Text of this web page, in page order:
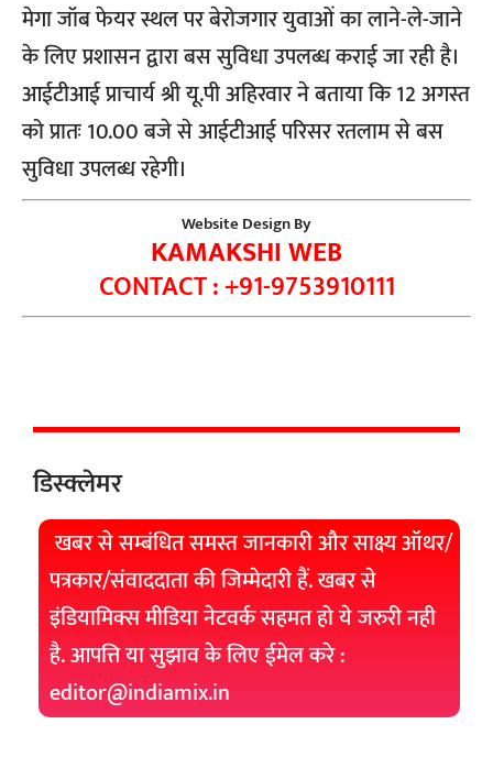
मेगा जॉब फेयर स्थल पर बेरोजगार युवाओं का लाने-ले-जाने
के लिए प्रशासन द्वारा बस सुविधा उपलब्ध कराई जा रही है।
आईटीआई प्राचार्य श्री यू.पी अहिरवार ने बताया कि 12 अगस्त
को प्रातः 10.00 बजे से आईटीआई परिसर रतलाम से बस
सुविधा उपलब्ध रहेगी।
Website Design By
KAMAKSHI WEB
CONTACT : +91-9753910111
डिस्क्लेमर
खबर से सम्बंधित समस्त जानकारी और साक्ष्य ऑथर/
पत्रकार/संवाददाता की जिम्मेदारी हैं. खबर से
इंडियामिक्स मीडिया नेटवर्क सहमत हो ये जरुरी नही
है. आपत्ति या सुझाव के लिए ईमेल करे :
editor@indiamix.in